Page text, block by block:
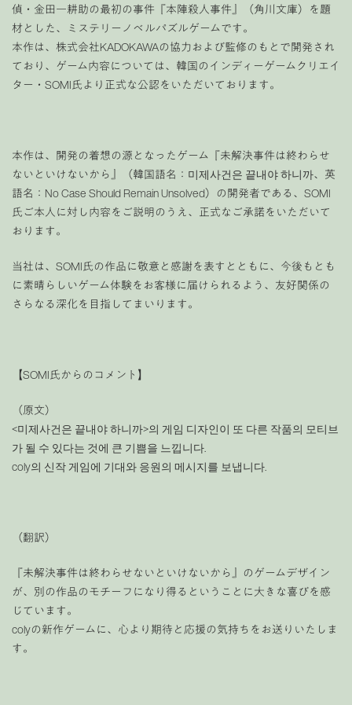
偵・金田一耕助の最初の事件『本陣殺人事件』（角川文庫）を題
材とした、ミステリーノベルパズルゲームです。
本作は、株式会社KADOKAWAの協力および監修のもとで開発され
ており、ゲーム内容については、韓国のインディーゲームクリエイ
ター・SOMI氏より正式な公認をいただいております。
本作は、開発の着想の源となったゲーム『未解決事件は終わらせ
ないといけないから』（韓国語名：미제사건은 끝내야 하니까、英
語名：No Case Should Remain Unsolved）の開発者である、SOMI
氏ご本人に対し内容をご説明のうえ、正式なご承諾をいただいて
おります。
当社は、SOMI氏の作品に敬意と感謝を表すとともに、今後もとも
に素晴らしいゲーム体験をお客様に届けられるよう、友好関係の
さらなる深化を目指してまいります。
【SOMI氏からのコメント】
（原文）
<미제사건은 끝내야 하니까>의 게임 디자인이 또 다른 작품의 모티브
가 될 수 있다는 것에 큰 기쁨을 느낍니다.
coly의 신작 게임에 기대와 응원의 메시지를 보냅니다.
（翻訳）
『未解決事件は終わらせないといけないから』のゲームデザイン
が、別の作品のモチーフになり得るということに大きな喜びを感
じています。
colyの新作ゲームに、心より期待と応援の気持ちをお送りいたしま
す。